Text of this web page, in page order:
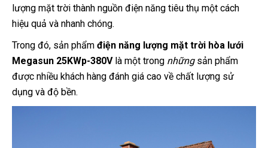
lượng mặt trời thành nguồn điện năng tiêu thụ một cách
hiệu quả và nhanh chóng.
Trong đó, sản phẩm điện năng lượng mặt trời hòa lưới
Megasun 25KWp-380Vlà một trong nhữngsản phẩm
được nhiều khách hàng đánh giá cao về chất lượng sử
dụng và độ bền.